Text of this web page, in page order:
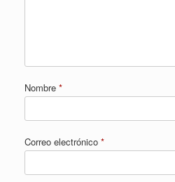
Nombre *
Correo electrónico *